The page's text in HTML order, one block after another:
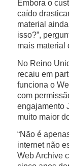
Embora o
caído
material
isso?”,
mais material
No Reino
recaiu em
funciona o
com
engajamento
muito maior
“Não é
internet não
Web Archive